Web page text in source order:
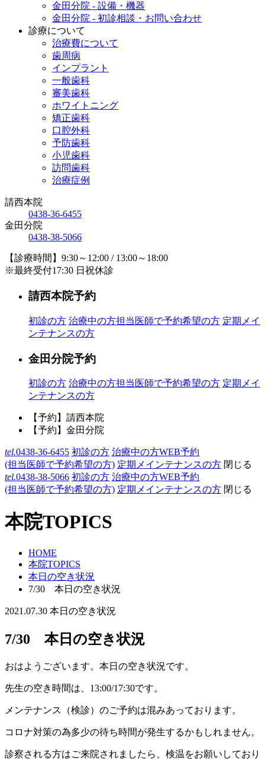
金田分院 - 設備・機器
金田分院 - 初診相談・お問い合わせ
診療について
治療費について
歯周病
インプラント
一般歯科
審美歯科
ホワイトニング
矯正歯科
口腔外科
予防歯科
小児歯科
訪問歯科
治療症例
請西本院
0438-36-6455
金田分院
0438-38-5066
【診療時間】9:30～12:00 / 13:00～18:00
※最終受付17:30 日祝休診
請西本院予約
初診の方 治療中の方担当医師で予約希望の方 定期メイ
ンテナンスの方
金田分院予約
初診の方 治療中の方担当医師で予約希望の方 定期メイ
ンテナンスの方
【予約】請西本院
【予約】金田分院
tel.0438-36-6455 初診の方 治療中の方WEB予約
(担当医師で予約希望の方) 定期メインテナンスの方 閉じる
tel.0438-38-5066 初診の方 治療中の方WEB予約
(担当医師で予約希望の方) 定期メインテナンスの方 閉じる
本院TOPICS
HOME
本院TOPICS
本日の空き状況
7/30 本日の空き状況
2021.07.30 本日の空き状況
7/30 本日の空き状況
おはようございます。本日の空き状況です。
先生の空き時間は、13:00/17:30です。
メンテナンス（検診）のご予約は混みあっております。
コロナ対策の為多少の待ち時間が発生するかもしれません。
診察される方はご来院されましたら、検温をお願いしており